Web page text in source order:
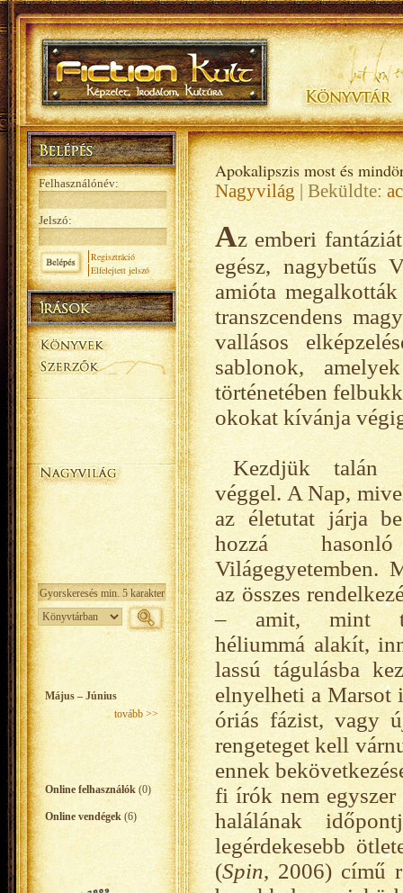
Felhasználónév:
Jelszó:
Regisztráció
Elfelejtett jelszó
Május – Június
tovább >>
Online felhasználók (0)
Online vendégek (6)
Apokalipszis most és
Nagyvilág | Beküldte:
Az emberi
egész, nagybetűs
amióta
transzcendens
vallásos
sablonok,
történetében
okokat kívánja
Kezdjük talán
véggel. A Nap,
az életutat járja
hozzá
Világegyetemben.
az összes
– amit, mint
héliummá alakít,
lassú tágulásba
elnyelheti a Marsot
óriás fázist, vagy
rengeteget kell
ennek
fi írók nem
halálának
legérdekesebb
(Spin, 2006) című